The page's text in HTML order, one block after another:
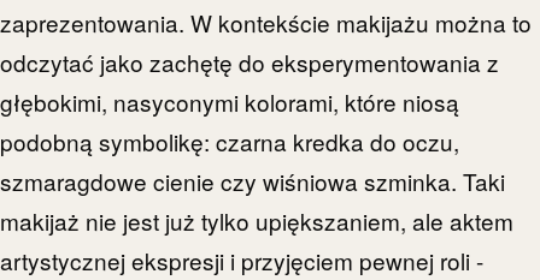
zaprezentowania. W kontekście makijażu można to
odczytać jako zachętę do eksperymentowania z
głębokimi, nasyconymi kolorami, które niosą
podobną symbolikę: czarna kredka do oczu,
szmaragdowe cienie czy wiśniowa szminka. Taki
makijaż nie jest już tylko upiększaniem, ale aktem
artystycznej ekspresji i przyjęciem pewnej roli -